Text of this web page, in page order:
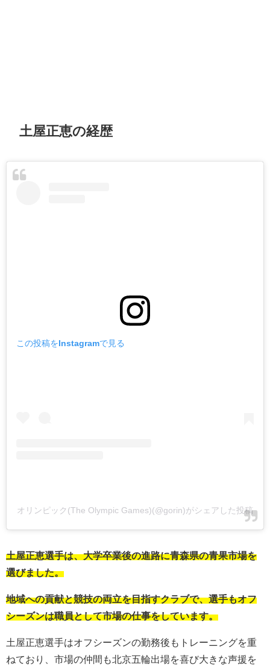
土屋正恵の経歴
この投稿をInstagramで見る
オリンピック(The Olympic Games)(@gorin)がシェアした投稿
土屋正恵選手は、大学卒業後の進路に青森県の青果市場を
選びました。
地域への貢献と競技の両立を目指すクラブで、選手もオフ
シーズンは職員として市場の仕事をしています。
土屋正恵選手はオフシーズンの勤務後もトレーニングを重
ねており、市場の仲間も北京五輪出場を喜び大きな声援を